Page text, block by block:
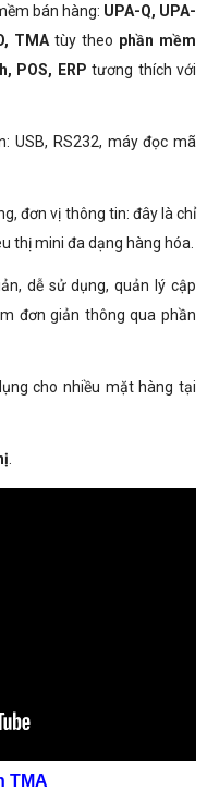
bán hàng: UPA-Q, UPA-
TMA tùy theo phần mềm
POS, ERP tương thích với
USB, RS232, máy đọc mã
đơn vị thông tin: đây là chỉ
thị mini đa dạng hàng hóa.
dễ sử dụng, quản lý cập
đơn giản thông qua phần
cho nhiều mặt hàng tại
TMA